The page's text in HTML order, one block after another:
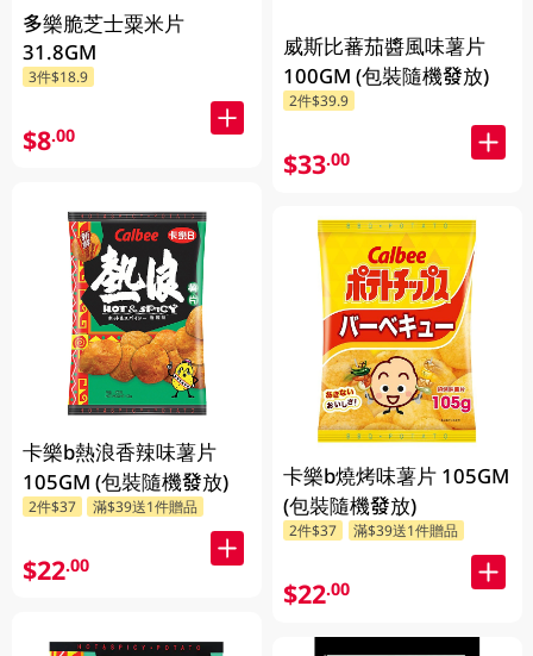
多樂脆芝士粟米片
31.8GM
3件$18.9
$8.00
卡樂b熱浪香辣味薯片
105GM (包裝隨機發放)
2件$37 滿$39送1件贈品
$22.00
威斯比蕃茄醬風味薯片
100GM (包裝隨機發放)
2件$39.9
$33.00
卡樂b燒烤味薯片 105GM
(包裝隨機發放)
2件$37 滿$39送1件贈品
$22.00